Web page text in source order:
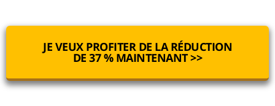
JE VEUX PROFITER DE LA RÉDUCTION
DE 37 % MAINTENANT >>